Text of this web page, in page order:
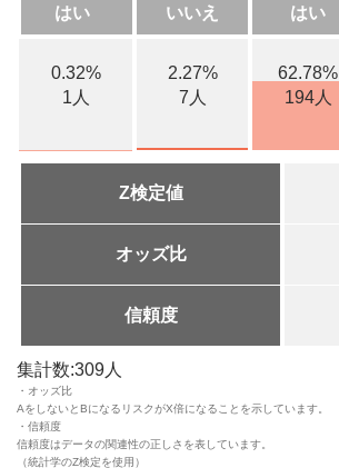
はい いいえ はい
0.32%
1人
2.27%
7人
62.78%
194人
Z検定値
オッズ比
信頼度
集計数:309人
・オッズ比
AをしないとBになるリスクがX倍になることを示しています。
・信頼度
信頼度はデータの関連性の正しさを表しています。
（統計学のZ検定を使用）